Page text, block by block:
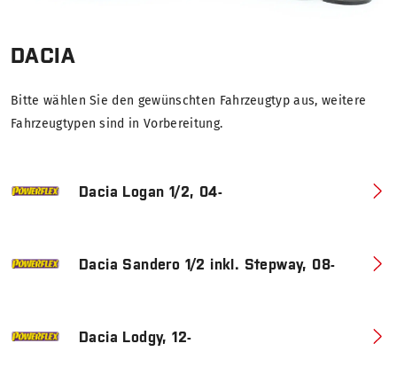
DACIA
Bitte wählen Sie den gewünschten Fahrzeugtyp aus, weitere
Fahrzeugtypen sind in Vorbereitung.
Dacia Logan 1/2, 04-
Dacia Sandero 1/2 inkl. Stepway, 08-
Dacia Lodgy, 12-